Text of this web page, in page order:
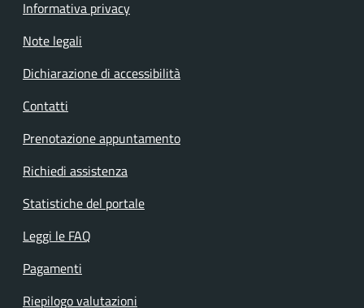
Informativa privacy
Note legali
Dichiarazione di accessibilità
Contatti
Prenotazione appuntamento
Richiedi assistenza
Statistiche del portale
Leggi le FAQ
Pagamenti
Riepilogo valutazioni